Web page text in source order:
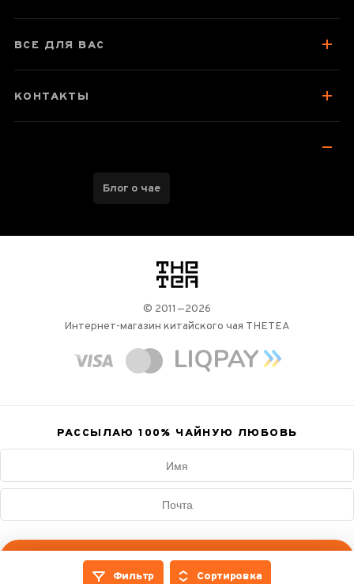
Фильтр Сортировка
ВСЕ ДЛЯ ВАС
КОНТАКТЫ
Блог о чае
логотип
© 2011—2026
Интернет-магазин китайского чая THETEA
РАССЫЛАЮ 100% ЧАЙНУЮ ЛЮБОВЬ
Подписаться